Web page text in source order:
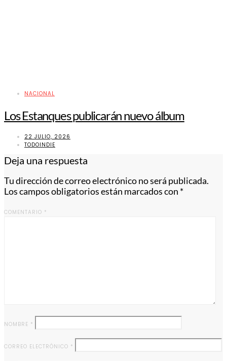
NACIONAL
Los Estanques publicarán nuevo álbum
22 JULIO, 2026
TODOINDIE
Deja una respuesta
Tu dirección de correo electrónico no será publicada.
Los campos obligatorios están marcados con *
COMENTARIO *
NOMBRE *
CORREO ELECTRÓNICO *